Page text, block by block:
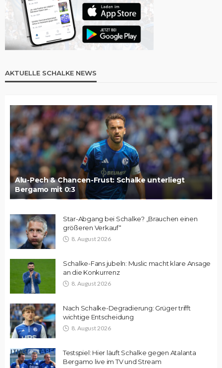
AKTUELLE SCHALKE NEWS
Alu-Pech & Chancen-Frust: Schalke unterliegt
Bergamo mit 0:3
Star-Abgang bei Schalke? „Brauchen einen
größeren Verkauf“
8. August 2026
Schalke-Fans jubeln: Muslic macht klare Ansage
an die Konkurrenz
8. August 2026
Nach Schalke-Degradierung: Grüger trifft
wichtige Entscheidung
8. August 2026
Testspiel: Hier läuft Schalke gegen Atalanta
Bergamo live im TV und Stream